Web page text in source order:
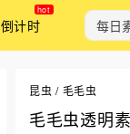
倒计时
昆虫 / 毛毛虫
毛毛虫透明